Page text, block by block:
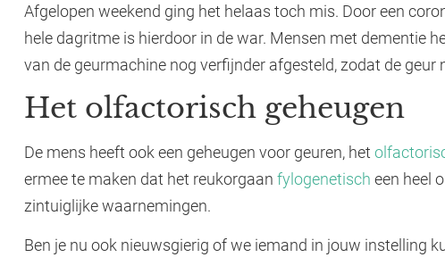
Afgelopen weekend ging het helaas toch mis. Door een
hele dagritme is hierdoor in de war. Mensen met dementie
van de geurmachine nog verfijnder afgesteld, zodat de
Het olfactorisch geheugen
De mens heeft ook een geheugen voor geuren, het
ermee te maken dat het reukorgaan fylogenetisch een heel
zintuiglijke waarnemingen.
Ben je nu ook nieuwsgierig of we iemand in jouw instelling